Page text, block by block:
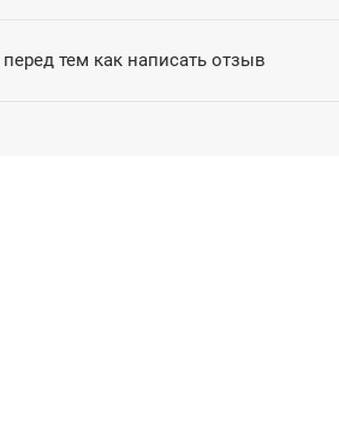
перед тем как написать отзыв